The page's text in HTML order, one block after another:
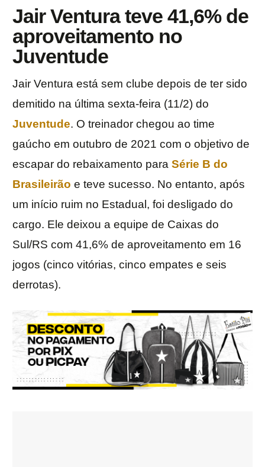
Jair Ventura teve 41,6% de
aproveitamento no
Juventude
Jair Ventura está sem clube depois de ter sido
demitido na última sexta-feira (11/2) do
Juventude. O treinador chegou ao time
gaúcho em outubro de 2021 com o objetivo de
escapar do rebaixamento para Série B do
Brasileirão e teve sucesso. No entanto, após
um início ruim no Estadual, foi desligado do
cargo. Ele deixou a equipe de Caixas do
Sul/RS com 41,6% de aproveitamento em 16
jogos (cinco vitórias, cinco empates e seis
derrotas).